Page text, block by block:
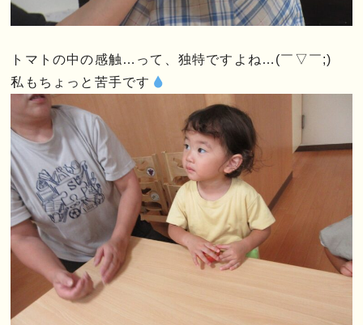
トマトの中の感触…って、独特ですよね…(￣▽￣;)
私もちょっと苦手です